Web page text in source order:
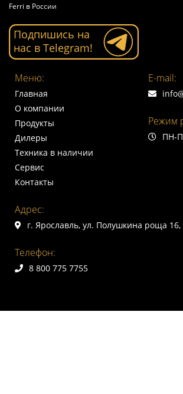
Ferri в России
Подпишись на
нас в Telegram!
Меню:
Главная
О компании
Продукты
Дилеры
Техника в наличии
Сервис
Контакты
E-mail:
Режим
ПН-
Адрес:
г. Ярославль, ул. Полушкина роща 16,
Телефон:
8 800 775 7755